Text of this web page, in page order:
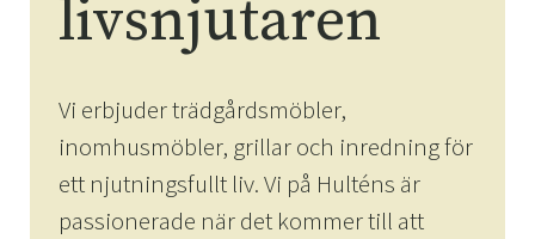
livsnjutaren
Vi erbjuder trädgårdsmöbler,
inomhusmöbler, grillar och inredning för
ett njutningsfullt liv. Vi på Hulténs är
passionerade när det kommer till att